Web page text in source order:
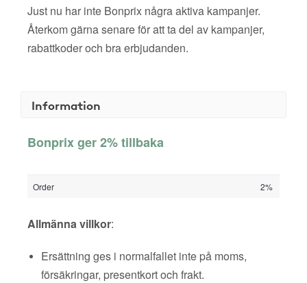
Just nu har inte Bonprix några aktiva kampanjer.
Återkom gärna senare för att ta del av kampanjer,
rabattkoder och bra erbjudanden.
Information
Bonprix ger 2% tillbaka
Order 2%
Allmänna villkor:
Ersättning ges i normalfallet inte på moms,
försäkringar, presentkort och frakt.